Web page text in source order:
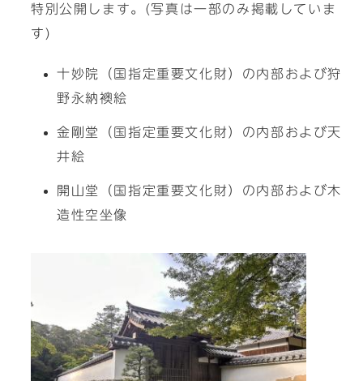
特別公開します。(写真は一部のみ掲載していま
す)
十妙院（国指定重要文化財）の内部および狩
野永納襖絵
金剛堂（国指定重要文化財）の内部および天
井絵
開山堂（国指定重要文化財）の内部および木
造性空坐像